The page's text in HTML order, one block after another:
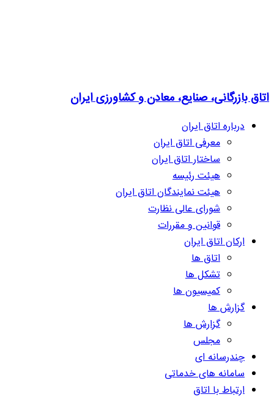
اتاق بازرگانی، صنایع، معادن و کشاورزی ایران
درباره اتاق ایران
معرفی اتاق ایران
ساختار اتاق ایران
هیئت رئیسه
هیئت نمایندگان اتاق ایران
شورای عالی نظارت
قوانین و مقررات
ارکان اتاق ایران
اتاق ها
تشکل ها
کمیسیون ها
گزارش ها
گزارش ها
مجلس
چندرسانه ای
سامانه های خدماتی
ارتباط با اتاق